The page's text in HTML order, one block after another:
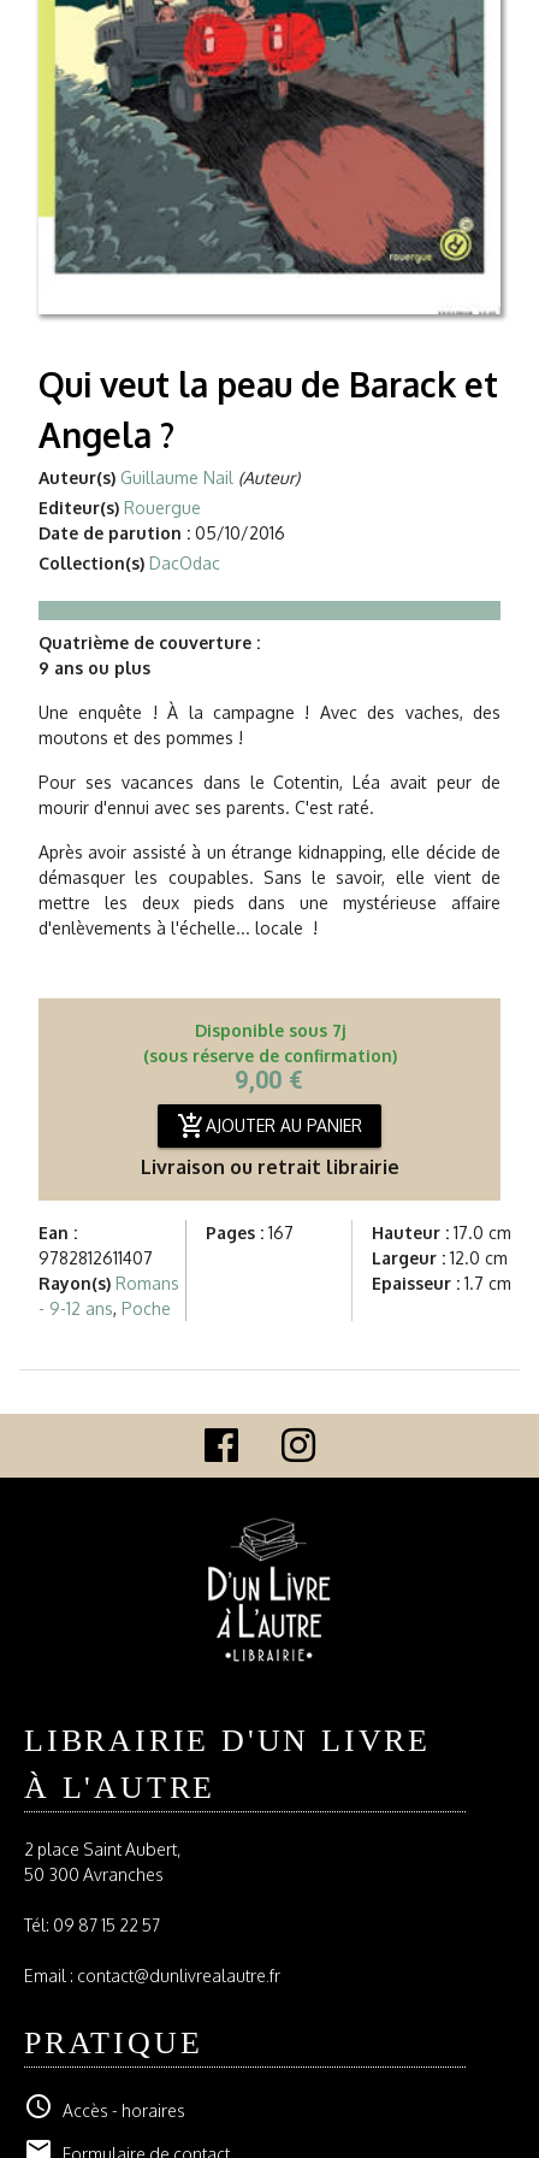
Qui veut la peau de Barack et
Angela ?
Auteur(s) Guillaume Nail (Auteur)
Editeur(s) Rouergue
Date de parution : 05/10/2016
Collection(s) DacOdac
Quatrième de couverture :
9 ans ou plus
Une enquête ! À la campagne ! Avec des vaches, des
moutons et des pommes !
Pour ses vacances dans le Cotentin, Léa avait peur de
mourir d'ennui avec ses parents. C'est raté.
Après avoir assisté à un étrange kidnapping, elle décide de
démasquer les coupables. Sans le savoir, elle vient de
mettre les deux pieds dans une mystérieuse affaire
d'enlèvements à l'échelle... locale !
Disponible sous 7j
(sous réserve de confirmation)
9,00 €
add_shopping_cartAJOUTER AU PANIER
Livraison ou retrait librairie
Ean :
9782812611407
Rayon(s) Romans
- 9-12 ans, Poche
Pages :167 Hauteur : 17.0 cm
Largeur : 12.0 cm
Epaisseur : 1.7 cm
LIBRAIRIE D'UN LIVRE
À L'AUTRE
2 place Saint Aubert,
50 300 Avranches
Tél: 09 87 15 22 57
Email : contact@dunlivrealautre.fr
PRATIQUE
schedule Accès - horaires
email Formulaire de contact